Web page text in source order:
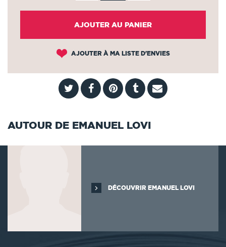
AJOUTER AU PANIER
AJOUTER À MA LISTE D'ENVIES
AUTOUR DE EMANUEL LOVI
DÉCOUVRIR EMANUEL LOVI